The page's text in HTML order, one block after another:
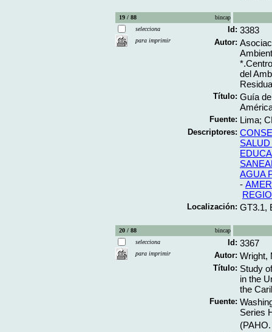
19 / 88
bincap
selecciona
para imprimir
Id: 3383
Autor:
del
Título: Guía
Fuente: Lima;
Descriptores:
AGUA
-
Localización: GT3.1,
20 / 88
bincap
selecciona
para imprimir
Id: 3367
Autor: Wright,
Título: Study
in the
the
Fuente:
Series